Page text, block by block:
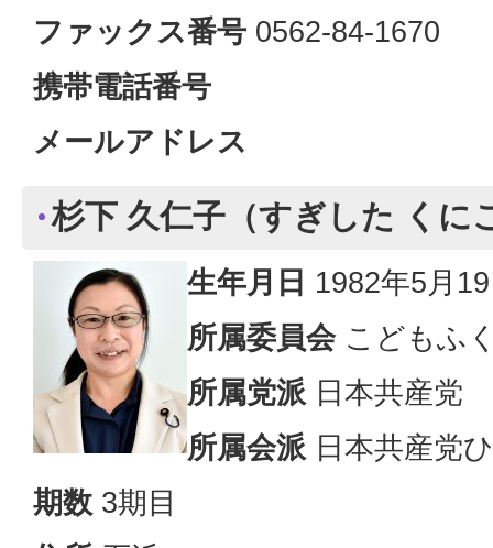
ファックス番号 0562-84-1670
携帯電話番号
メールアドレス
杉下 久仁子（すぎした くに
生年月日 1982年5月
所属委員会こどもふ
所属党派 日本共産党
所属会派 日本共産党
期数 3期目